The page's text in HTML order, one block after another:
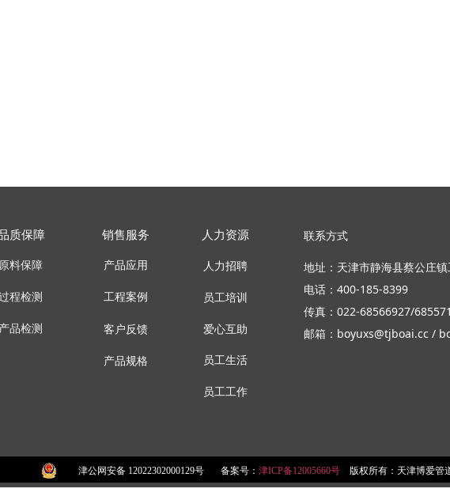
津公网安备 12022302000129号 备案号： 津ICP备12005660号版权所有：天津博爱管
原料保障
程检测
产品检测
人力招聘
员工培训
爱心互助
员工生活
员工工作
质保障 销售服务 人力资源 联系方式
地址：天津市静海县蔡公庄
电话：400-185-8399
传真：022-68566927/
邮箱：boyuxs@tjboai.cc /
产品应用
工程案例
客户反馈
产品规格